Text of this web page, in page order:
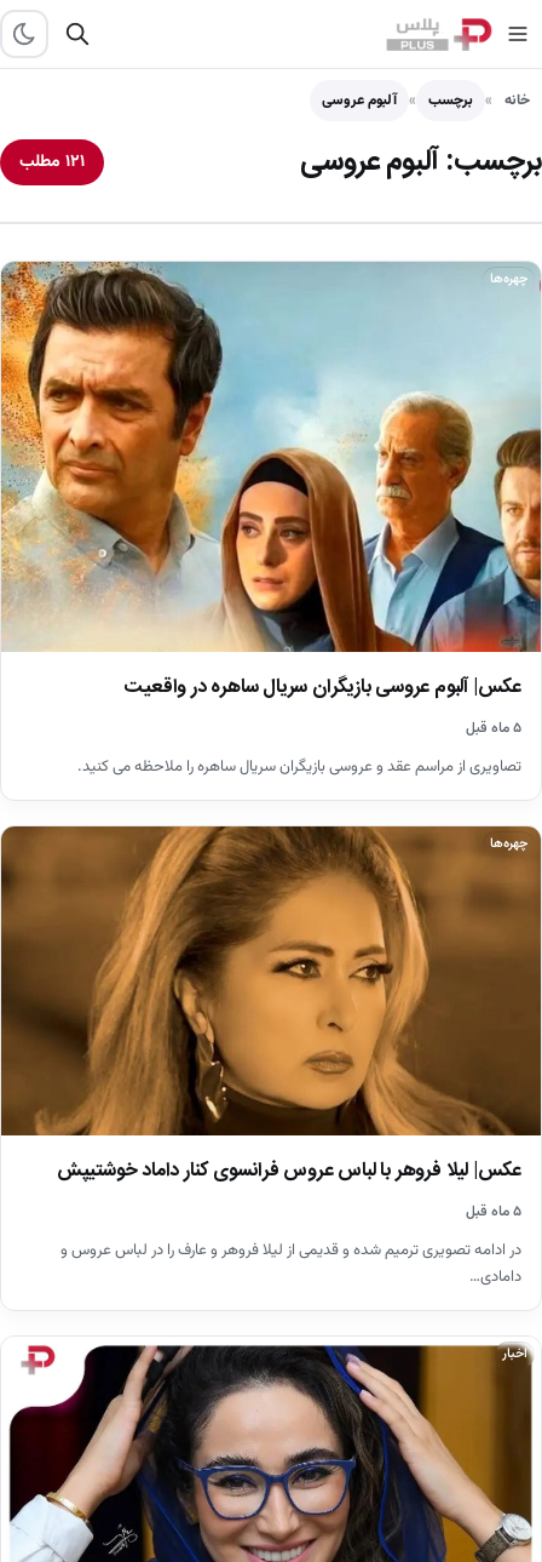
خانه برچسب آلبوم عروسی
برچسب:آلبوم عروسی ۱۲۱ مطلب
چهره‌ها
عکس| آلبوم عروسی بازیگران سریال ساهره در واقعیت
۵ ماه قبل
تصاویری از مراسم عقد و عروسی بازیگران سریال ساهره را ملاحظه می کنید.
چهره‌ها
عکس| لیلا فروهر با لباس عروس فرانسوی کنار داماد خوشتیپش
۵ ماه قبل
در ادامه تصویری ترمیم شده و قدیمی از لیلا فروهر و عارف را در لباس عروس و
دامادی…
اخبار